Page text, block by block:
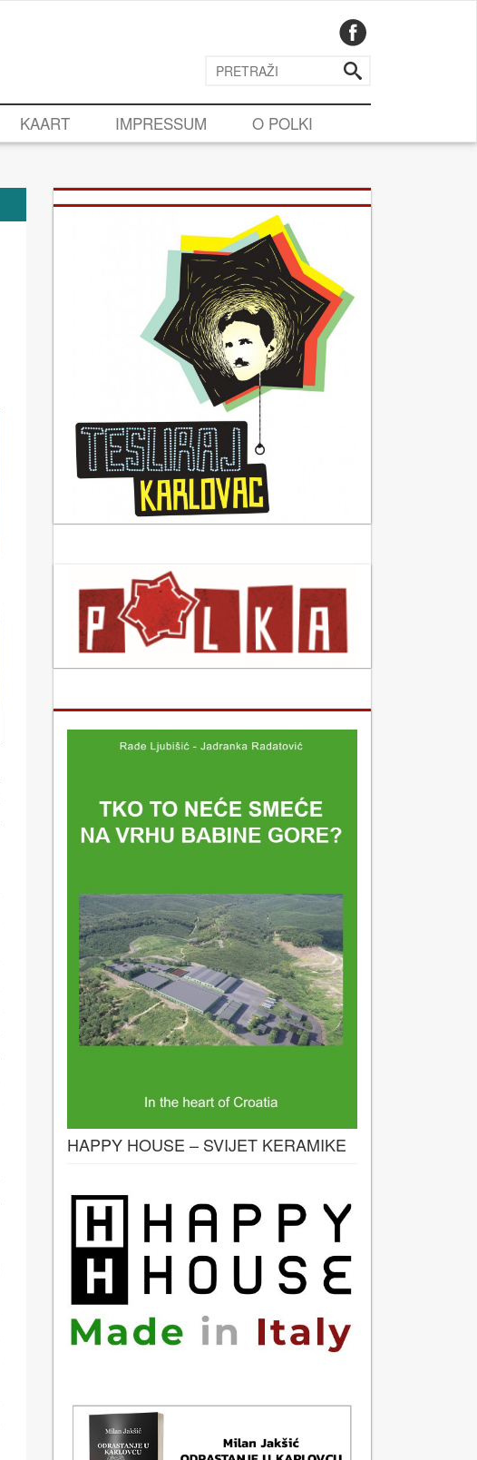
KAART IMPRESSUM O POLKI
HAPPY HOUSE – SVIJET KERAMIKE